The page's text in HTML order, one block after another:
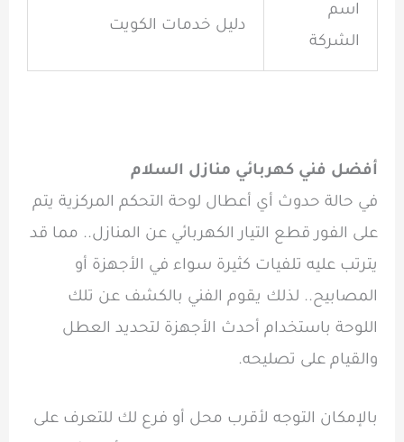
اسم
الشركة
دليل خدمات الكويت
أفضل فني كهربائي منازل السلام
في حالة حدوث أي أعطال لوحة التحكم المركزية يتم
على الفور قطع التيار الكهربائي عن المنازل.. مما قد
يترتب عليه تلفيات كثيرة سواء في الأجهزة أو
المصابيح.. لذلك يقوم الفني بالكشف عن تلك
اللوحة باستخدام أحدث الأجهزة لتحديد العطل
والقيام على تصليحه.
بالإمكان التوجه لأقرب محل أو فرع لك للتعرف على